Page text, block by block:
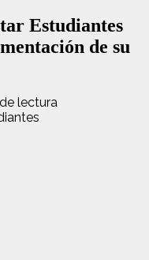
Estudiantes
de su
lectura